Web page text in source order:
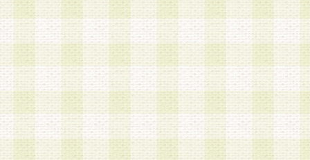
2.登録の際に当社が付与したログインIDおよびパ
の使用に関しては、全て会員本人がその責任を負
3.会員は、当社から付与されたログインIDおよび
貸与、名義変更、売買その他形態を問わず第三者
ならないものとします。
4.当社は、会員によるログインIDおよびパスワー
盗用など第三者の利用に伴う損害の発生について
き事由の有無、その他原因の如何を問わず、一切